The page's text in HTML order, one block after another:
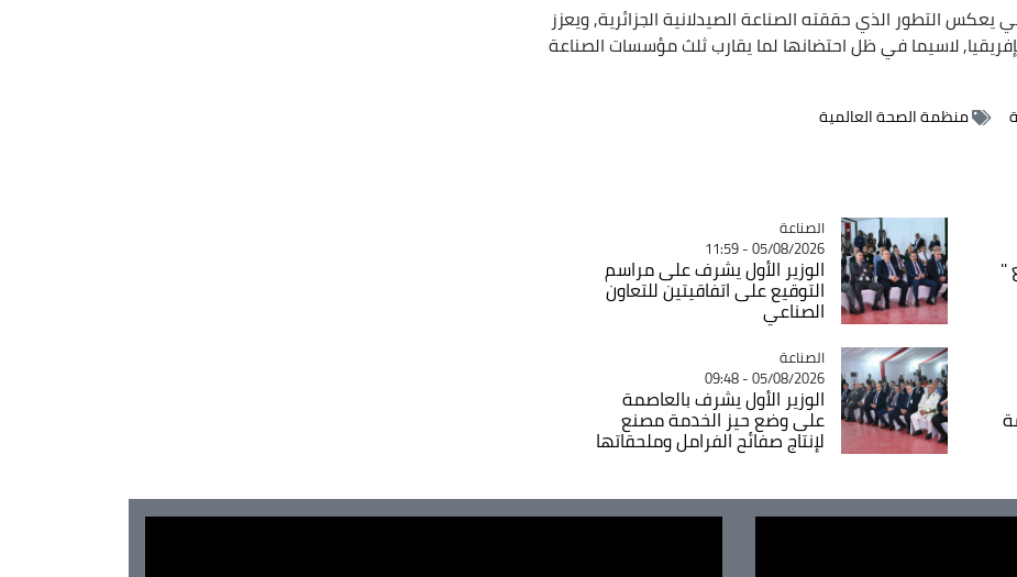
يعكس التطور الذي حققته الصناعة الصيدلانية الجزائرية, ويعزز
لاسيما في ظل احتضانها لما يقارب ثلث مؤسسات الصناعة
منظمة الصحة العالمية
''
Catégorie
الصناعة
05/08/2026 - 11:59
الوزير الأول يشرف على مراسم
التوقيع على اتفاقيتين للتعاون
الصناعي
Catégorie
الصناعة
05/08/2026 - 09:48
الوزير الأول يشرف بالعاصمة
على وضع حيز الخدمة مصنع
لإنتاج صفائح الفرامل وملحقاتها